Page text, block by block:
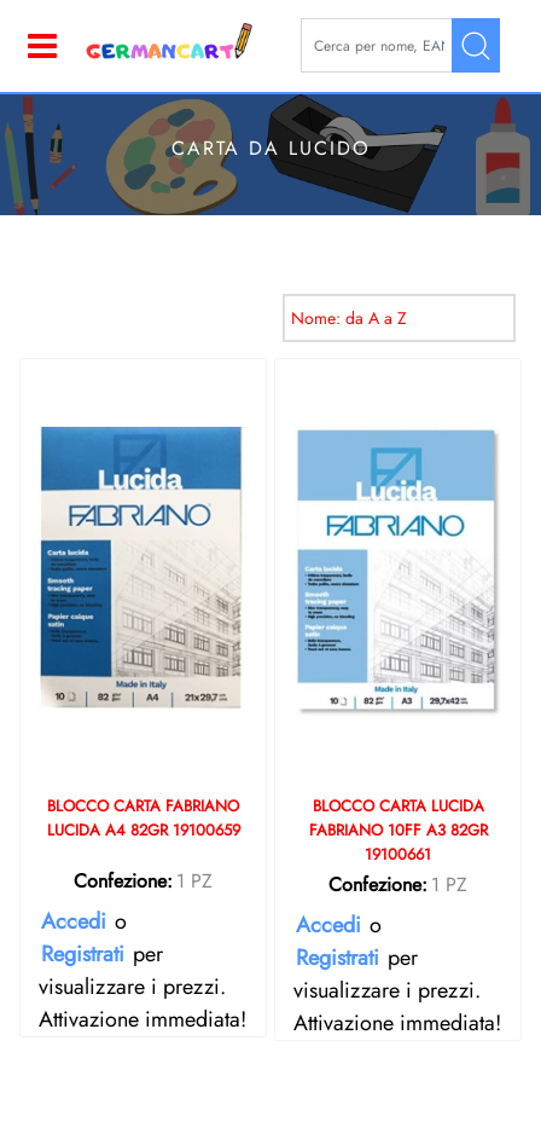
La modifica di un filtro
CARTA DA LUCIDO
BLOCCO CARTA FABRIANO
LUCIDA A4 82GR 19100659
Confezione: 1 PZ
Accedi o
Registrati per
visualizzare i prezzi.
Attivazione immediata!
BLOCCO CARTA LUCIDA
FABRIANO 10FF A3 82GR
19100661
Confezione: 1 PZ
Accedi o
Registrati per
visualizzare i prezzi.
Attivazione immediata!